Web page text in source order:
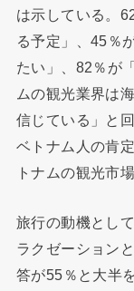
は示している。
る予定」、45％
たい」、82％が
ムの観光業界は
信じている」と
ベトナム人の肯
トナムの観光市
旅行の動機とし
ラクゼーション
答が55％と大半